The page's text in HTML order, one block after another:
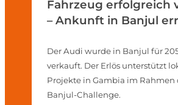
Fahrzeug erfolgreich
– Ankunft in Banjul
Der Audi wurde in Banjul für
verkauft. Der Erlös unterstützt
Projekte in Gambia im Rahmen
Banjul-Challenge.